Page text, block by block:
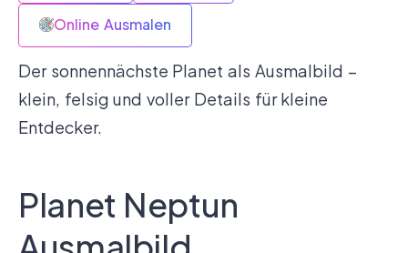
Online Ausmalen
Der sonnennächste Planet als Ausmalbild –
klein, felsig und voller Details für kleine
Entdecker.
Planet Neptun